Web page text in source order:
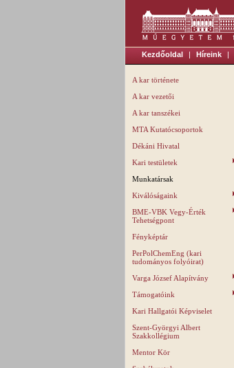
Kezdőoldal | Híreink |
A kar története
A kar vezetői
A kar tanszékei
MTA Kutatócsoportok
Dékáni Hivatal
Kari testületek
Munkatársak
Kiválóságaink
BME-VBK Vegy-Érték
Tehetségpont
Fényképtár
PerPolChemEng (kari
tudományos folyóirat)
Varga József Alapítvány
Támogatóink
Kari Hallgatói Képviselet
Szent-Györgyi Albert
Szakkollégium
Mentor Kör